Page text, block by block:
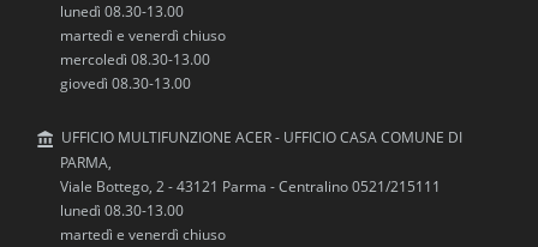
lunedì 08.30-13.00
martedì e venerdì chiuso
mercoledì 08.30-13.00
giovedì 08.30-13.00
UFFICIO MULTIFUNZIONE ACER - UFFICIO CASA COMUNE DI
PARMA,
Viale Bottego, 2 - 43121 Parma - Centralino 0521/215111
lunedì 08.30-13.00
martedì e venerdì chiuso